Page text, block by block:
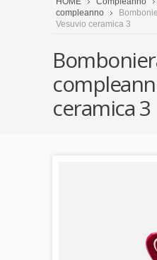
compleanno
Vesuvio ceramica 3
ceramica 3